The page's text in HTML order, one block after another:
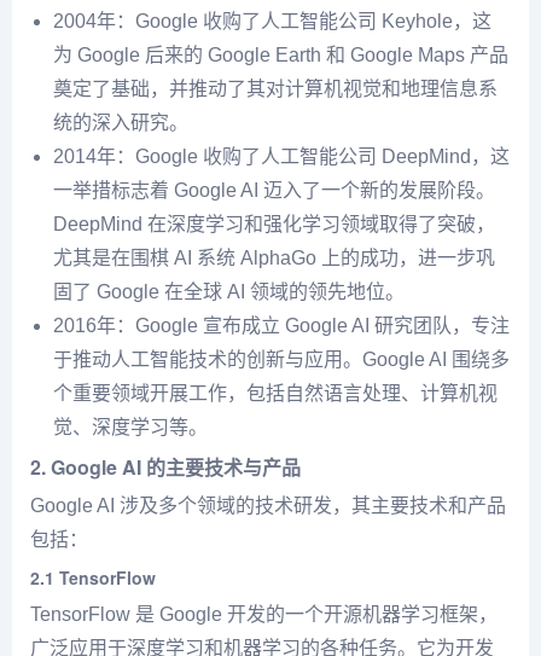
2004年：Google 收购了人工智能公司 Keyhole，这
为 Google 后来的 Google Earth 和 Google Maps 产品
奠定了基础，并推动了其对计算机视觉和地理信息系
统的深入研究。
2014年：Google 收购了人工智能公司 DeepMind，这
一举措标志着 Google AI 迈入了一个新的发展阶段。
DeepMind 在深度学习和强化学习领域取得了突破，
尤其是在围棋 AI 系统 AlphaGo 上的成功，进一步巩
固了 Google 在全球 AI 领域的领先地位。
2016年：Google 宣布成立 Google AI 研究团队，专注
于推动人工智能技术的创新与应用。Google AI 围绕多
个重要领域开展工作，包括自然语言处理、计算机视
觉、深度学习等。
2.Google AI 的主要技术与产品
Google AI 涉及多个领域的技术研发，其主要技术和产品
包括：
2.1 TensorFlow
TensorFlow 是 Google 开发的一个开源机器学习框架，
广泛应用于深度学习和机器学习的各种任务。它为开发